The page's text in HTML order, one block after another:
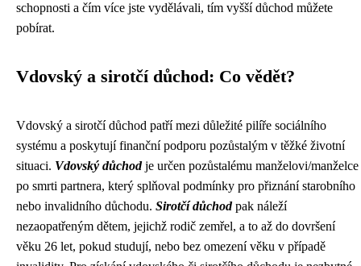
schopnosti a čím více jste vydělávali, tím vyšší důchod můžete
pobírat.
Vdovský a sirotčí důchod: Co vědět?
Vdovský a sirotčí důchod patří mezi důležité pilíře sociálního
systému a poskytují finanční podporu pozůstalým v těžké životní
situaci. Vdovský důchodje určen pozůstalému manželovi/manželce
po smrti partnera, který splňoval podmínky pro přiznání starobního
nebo invalidního důchodu. Sirotčí důchodpak náleží
nezaopatřeným dětem, jejichž rodič zemřel, a to až do dovršení
věku 26 let, pokud studují, nebo bez omezení věku v případě